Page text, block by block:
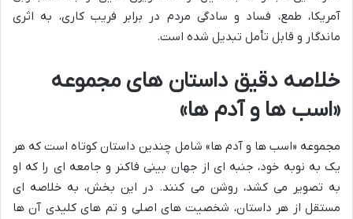
آمریکا، طمع، فساد و سادگی مردم در برابر فریب کاری، به اثری
ماندگار و قابل تأمل تبدیل شده است.
خلاصه دقیق داستان های مجموعه
«اسب ها و آدم ها»
مجموعه «اسب ها و آدم ها» شامل چندین داستان کوتاه است که هر
یک به نوبه خود، جنبه ای از جهان بینی فاکنر و جامعه ای را که او
به تصویر می کشد، روشن می کنند. در این بخش، به خلاصه ای
مستقل از هر داستان، شخصیت های اصلی و تم های کلیدی آن ها